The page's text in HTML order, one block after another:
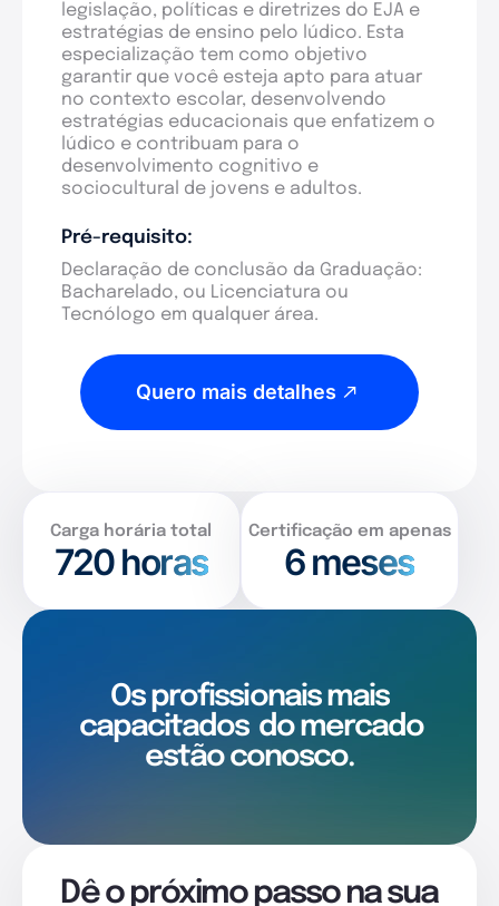
legislação, políticas e diretrizes do EJA e
estratégias de ensino pelo lúdico. Esta
especialização tem como objetivo
garantir que você esteja apto para atuar
no contexto escolar, desenvolvendo
estratégias educacionais que enfatizem o
lúdico e contribuam para o
desenvolvimento cognitivo e
sociocultural de jovens e adultos.
Pré-requisito:
Declaração de conclusão da Graduação:
Bacharelado, ou Licenciatura ou
Tecnólogo em qualquer área.
Quero mais detalhes
Carga horária total
720horas
Certificação em apenas
6 meses
Os profissionais mais
capacitados do mercado
estão conosco.
Dê o próximo passo na sua